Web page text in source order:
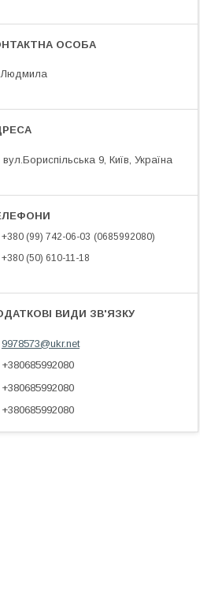
Людмила
вул.Бориспільська 9, Київ, Україна
+380 (99) 742-06-03
0685992080
+380 (50) 610-11-18
9978573@ukr.net
+380685992080
+380685992080
+380685992080